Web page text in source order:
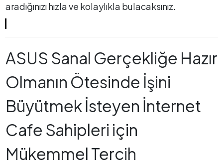
aradığınızı hızla ve kolaylıkla bulacaksınız.
ASUS Sanal Gerçekliğe Hazır
Olmanın Ötesinde İşini
Büyütmek İsteyen İnternet
Cafe Sahipleri için
Mükemmel Tercih